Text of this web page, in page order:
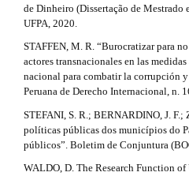
de Dinheiro (Dissertação de Mestrado
UFPA, 2020.
STAFFEN, M. R. “Burocratizar para
actores transnacionales en las
nacional para combatir la corrupción
Peruana de Derecho Internacional, n.
STEFANI, S. R.; BERNARDINO, J.
políticas públicas dos municípios do
públicos”. Boletim de Conjuntura
WALDO, D. The Research Function